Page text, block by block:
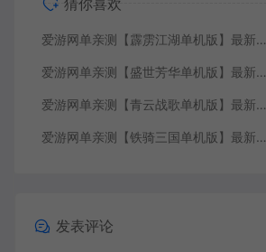
猜你喜欢
爱游网单亲测【霹雳江湖单机版】最新整理页游武侠单机一键端Win系单机服务端PC客户端 GM后台 通用视频教学+手工端文本教学
爱游网单亲测【盛世芳华单机版】最新整理宫斗养成回合抽卡多区跨服代金券内购虚拟机一键端视频教学+linux手工外网端文本教学
爱游网单亲测【青云战歌单机版】最新整理页游修仙单机一键端Win系单机服务端PC客户端 GM后台 通用视频教学+手工端文本教学
爱游网单亲测【铁骑三国单机版】最新整理页游单机一键端Win系单机服务端PC客户端 GM后台 通用视频教学+手工端文本教学
发表评论